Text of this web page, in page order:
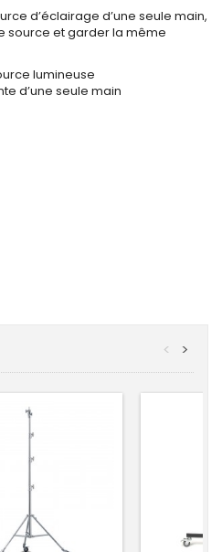
d’éclairage d’une seule main,
source et garder la même
lumineuse
d’une seule main
>
<